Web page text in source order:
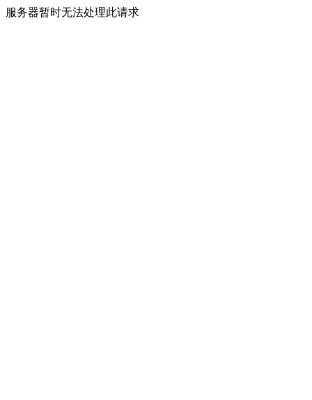
服务器暂时无法处理此请求